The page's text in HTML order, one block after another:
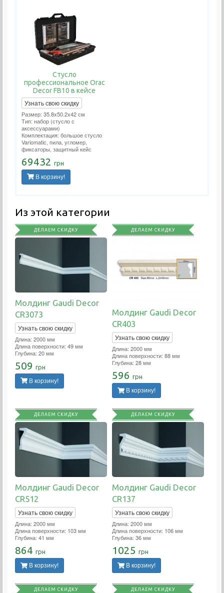
Стусло
профессиональное Orac
Decor FB10 в кейсе
Узнать свою скидку
Размер: 35.8x50.2x42 см
Тип: набор (стусло с
аксессуарами)
Комплектация: большое стусло
Variomatic, пила, угломер,
фиксаторы, защитный кейс
69432 грн
В корзину!
Из этой категории
ДЕЛАЕМ СКИДКУ
Молдинг Gaudi Decor
CR3073
Узнать свою скидку
Длина: 2000 мм
Длина поверхности: 49 мм
Глубина: 20 мм
509 грн
В корзину!
ДЕЛАЕМ СКИДКУ
Молдинг Gaudi Decor
CR403
Узнать свою скидку
Длина: 2000 мм
Длина поверхности: 88 мм
Глубина: 28 мм
596 грн
В корзину!
ДЕЛАЕМ СКИДКУ
Молдинг Gaudi Decor
CR512
Узнать свою скидку
Длина: 2000 мм
Длина поверхности: 103 мм
Глубина: 41 мм
864 грн
В корзину!
ДЕЛАЕМ СКИДКУ
Молдинг Gaudi Decor
CR137
Узнать свою скидку
Длина: 2000 мм
Длина поверхности: 106 мм
Глубина: 36 мм
1025 грн
В корзину!
ДЕЛАЕМ СКИДКУ ДЕЛАЕМ СКИДКУ